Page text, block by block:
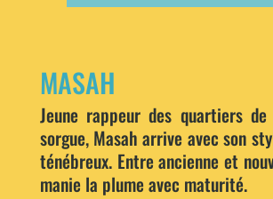
MASAH
Jeune rappeur des quartiers
sorgue, Masah arrive avec son
ténébreux. Entre ancienne et
manie la plume avec maturité.